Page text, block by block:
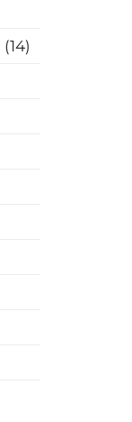
perder
(14)